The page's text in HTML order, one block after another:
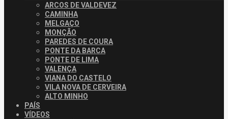
ARCOS DE VALDEVEZ
CAMINHA
MELGAÇO
MONÇÃO
PAREDES DE COURA
PONTE DA BARCA
PONTE DE LIMA
VALENÇA
VIANA DO CASTELO
VILA NOVA DE CERVEIRA
ALTO MINHO
PAÍS
VÍDEOS